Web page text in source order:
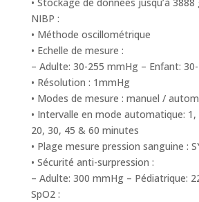
• Stockage de données jusqu’à
NIBP :
• Méthode oscillométrique
• Echelle de mesure :
– Adulte: 30-255 mmHg – Enfant:
• Résolution : 1mmHg
• Modes de mesure : manuel /
• Intervalle en mode automatique: 1,
20, 30, 45 & 60 minutes
• Plage mesure pression sanguine :
• Sécurité anti-surpression :
– Adulte: 300 mmHg – Pédiatrique:
SpO2 :